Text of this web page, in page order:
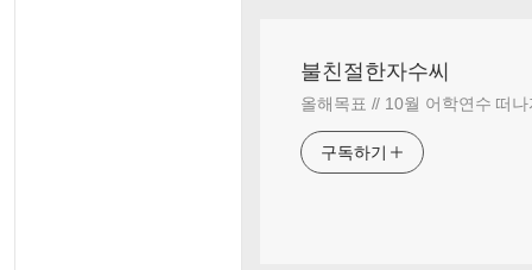
불친절한자수씨
올해목표 // 10월 어학연수 떠나
구독하기